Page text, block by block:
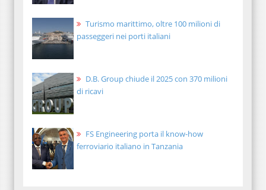
Turismo marittimo, oltre 100 milioni di
passeggeri nei porti italiani
D.B. Group chiude il 2025 con 370 milioni
di ricavi
FS Engineering porta il know-how
ferroviario italiano in Tanzania